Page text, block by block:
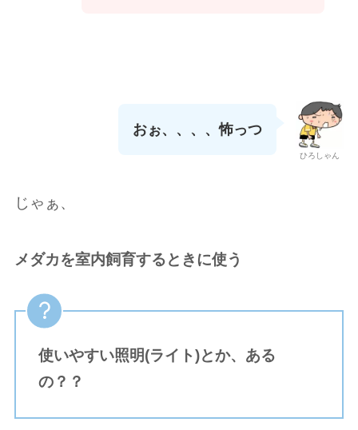
ひろしゃん
おぉ、、、、怖っつ
じゃぁ、
メダカを室内飼育するときに使う
使いやすい照明(ライト)とか、ある
の？？